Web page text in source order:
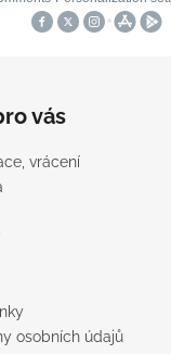
vás
vrácení
osobních údajů